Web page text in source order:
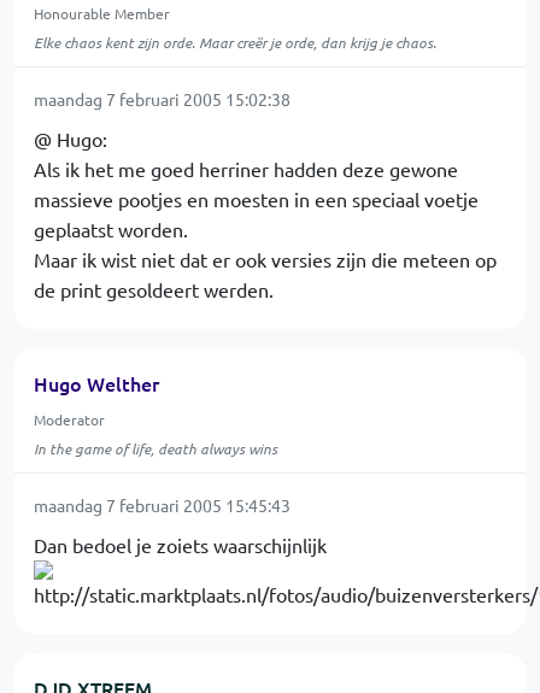
Honourable Member
Elke chaos kent zijn orde. Maar creër je orde, dan krijg je chaos.
maandag 7 februari 2005 15:02:38
@ Hugo:
Als ik het me goed herriner hadden deze gewone
massieve pootjes en moesten in een speciaal voetje
geplaatst worden.
Maar ik wist niet dat er ook versies zijn die meteen op
de print gesoldeert werden.
Hugo Welther
Moderator
In the game of life, death always wins
maandag 7 februari 2005 15:45:43
Dan bedoel je zoiets waarschijnlijk